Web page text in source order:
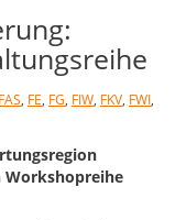
FAS, FE, FG, FIW, FKV, FWI,
Workshopreihe